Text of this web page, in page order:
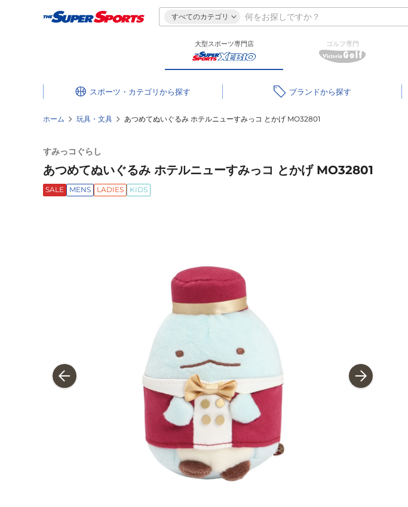
すべてのカテゴリ
大型スポーツ専門店 ゴルフ専門
スポーツ・カテゴリ ブランド
ホーム 玩具・文具 あつめてぬいぐるみ ホテルニューすみっコ とかげ MO32801
すみっコぐらし
あつめてぬいぐるみ ホテルニューすみっコ とかげ MO32801
SALE MENS LADIES KIDS